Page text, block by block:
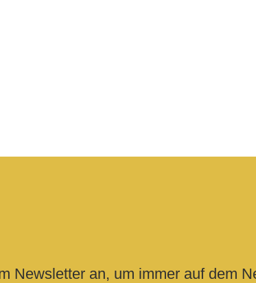
Newsletter an, um immer auf dem